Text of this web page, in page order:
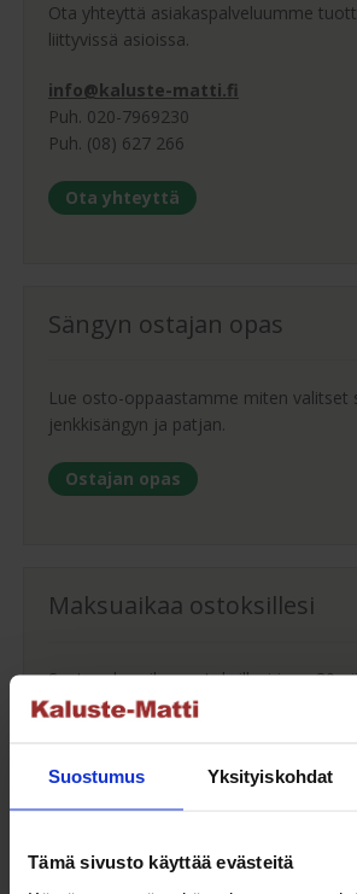
Suostumus Yksityiskohdat
Tämä sivusto käyttää evästeitä
Ota yhteyttä asiakaspalveluumme
liittyvissä asioissa.
info@kaluste-matti.fi
Puh. 020-7969230
Puh. (08) 627 266
Ota yhteyttä
Sängyn ostajan opas
Lue osto-oppaastamme miten valitset
jenkkisängyn ja patjan.
Ostajan opas
Maksuaikaa ostoksillesi
Saat maksuaikaa ostoksillesi jopa 30
osamaksulla 3-36kk.
Oma turvallinen kuljetus